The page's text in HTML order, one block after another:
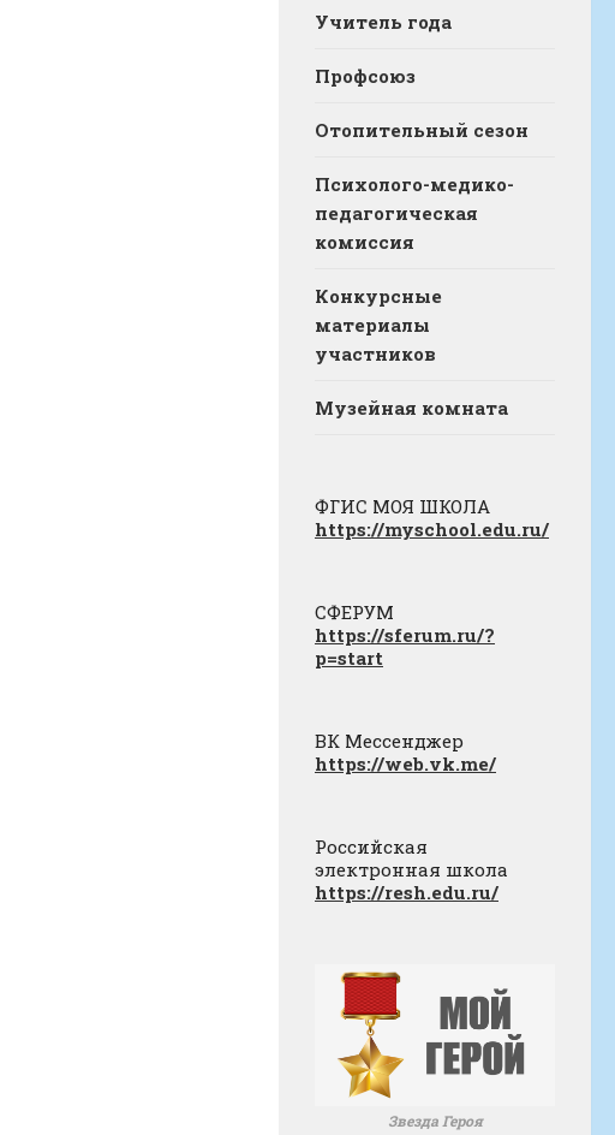
Учитель года
Профсоюз
Отопительный сезон
Психолого-медико-
педагогическая
комиссия
Конкурсные
материалы
участников
Музейная комната
ФГИС МОЯ ШКОЛА
https://myschool.edu.ru/
СФЕРУМ
https://sferum.ru/?
p=start
ВК Мессенджер
https://web.vk.me/
Российская
электронная школа
https://resh.edu.ru/
Звезда Героя